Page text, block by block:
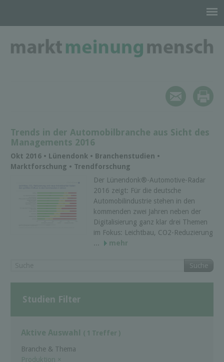
Trends in der Automobilbranche aus Sicht des
Managements 2016
Okt 2016 • Lünendonk • Branchenstudien •
Marktforschung • Trendforschung
Der Lünendonk®-Automotive-Radar
2016 zeigt: Für die deutsche
Automobilindustrie stehen in den
kommenden zwei Jahren neben der
Digitalisierung ganz klar drei Themen
im Fokus: Leichtbau, CO2-Reduzierung
...
mehr
Suche
Studien Filter
Aktive Auswahl ( 1 Treffer )
Branche & Thema
Produktion ×